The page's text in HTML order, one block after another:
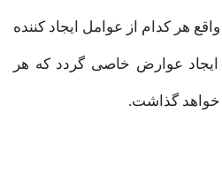
هر کدام از عوامل ایجاد کننده
عوارض خاصی گردد که هر
خواهد گذاشت.